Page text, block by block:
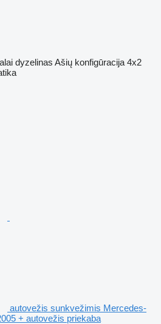
dyzelinas Ašių konfigūracija 4x2
autovežis sunkvežimis Mercedes-
+ autovežis priekaba